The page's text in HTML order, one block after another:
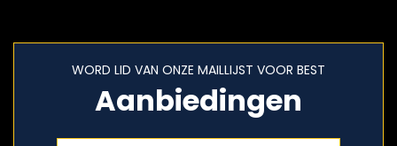
WORD LID VAN ONZE MAILLIJST VOOR BEST
Aanbiedingen